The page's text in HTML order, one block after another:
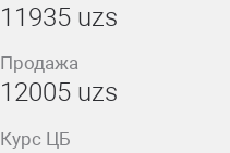
11935 uzs
Продажа
12005 uzs
Курс ЦБ